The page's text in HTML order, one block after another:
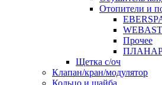
Отопители и
Прочее
Щетка с/оч
Клапан/кран/модулятор